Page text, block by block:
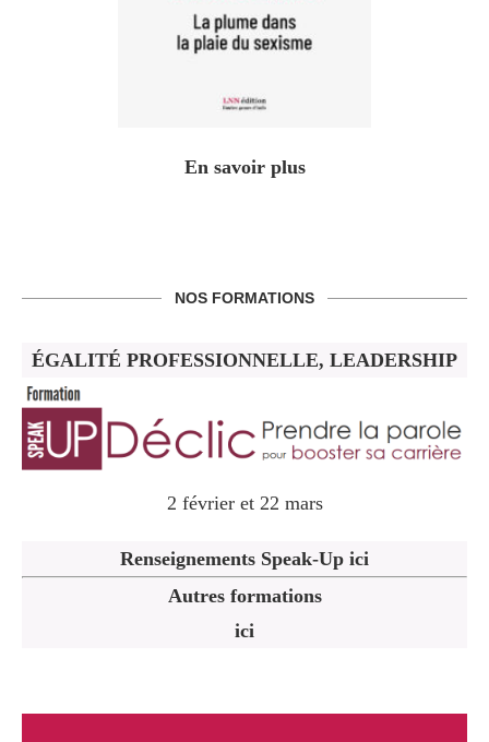
En savoir plus
NOS FORMATIONS
ÉGALITÉ PROFESSIONNELLE, LEADERSHIP
2 février et 22 mars
Renseignements Speak-Up ici
Autres formations
ici